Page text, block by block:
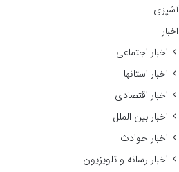
آشپزی
اخبار
اخبار اجتماعی
اخبار استانها
اخبار اقتصادی
اخبار بین الملل
اخبار حوادث
اخبار رسانه و تلویزیون